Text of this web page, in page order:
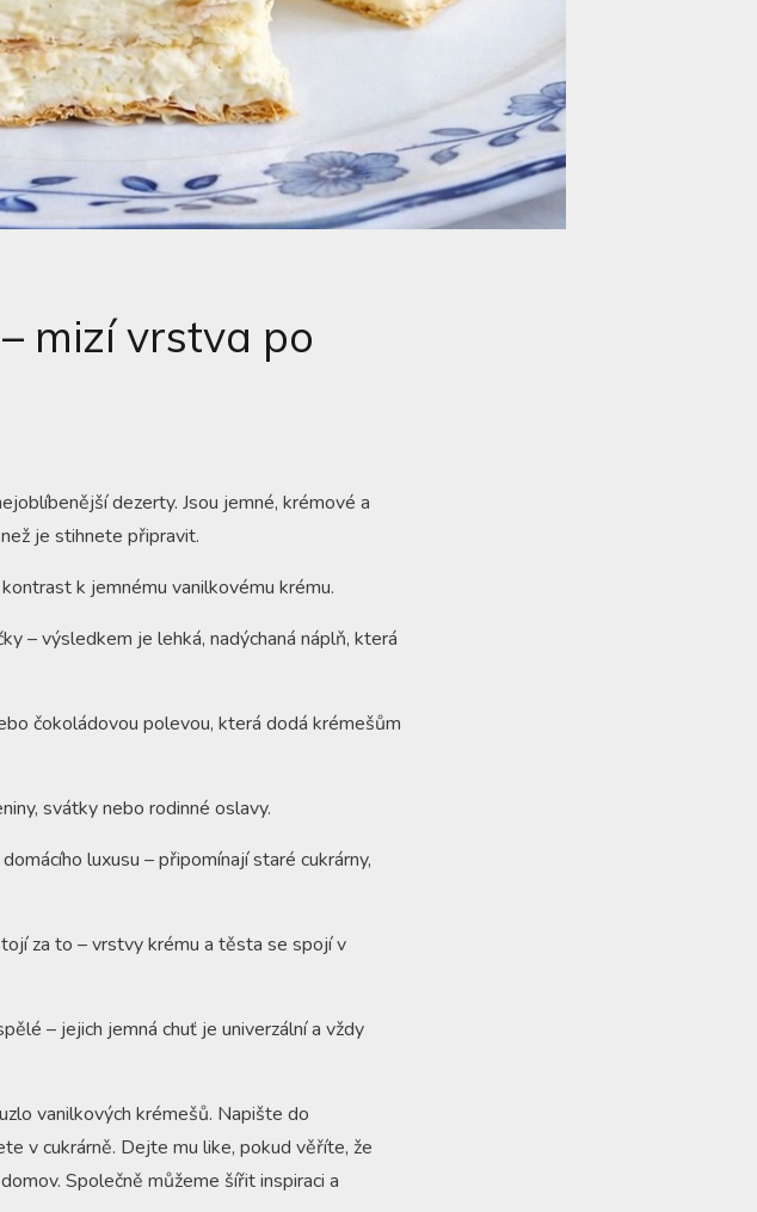
mizí vrstva po
dezerty. Jsou jemné, krémové a
je stihnete připravit.
k jemnému vanilkovému krému.
– výsledkem je lehká, nadýchaná náplň, která
čokoládovou polevou, která dodá krémešům
svátky nebo rodinné oslavy.
luxusu – připomínají staré cukrárny,
za to – vrstvy krému a těsta se spojí v
– jejich jemná chuť je univerzální a vždy
vanilkových krémešů. Napište do
v cukrárně. Dejte mu like, pokud věříte, že
Společně můžeme šířit inspiraci a